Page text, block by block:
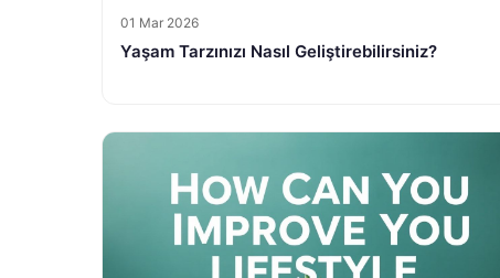
01 Mar 2026
Yaşam Tarzınızı Nasıl Geliştirebilirsiniz?